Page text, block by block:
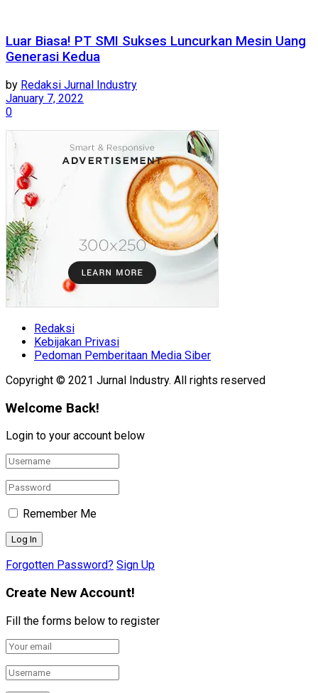
Luar Biasa! PT SMI Sukses Luncurkan Mesin Uang
Generasi Kedua
by Redaksi Jurnal Industry
January 7, 2022
0
Redaksi
Kebijakan Privasi
Pedoman Pemberitaan Media Siber
Copyright © 2021 Jurnal Industry. All rights reserved
Welcome Back!
Login to your account below
Remember Me
Forgotten Password? Sign Up
Create New Account!
Fill the forms below to register